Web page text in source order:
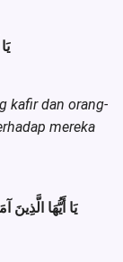
kafir dan orang-
mereka
يَا أَيُّهَا الَّذِينَ